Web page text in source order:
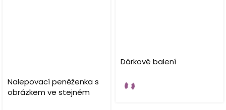
Nalepovací peněženka s
obrázkem ve stejném
Dárkové balení